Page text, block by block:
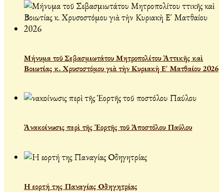
Μήνυμα τοῦ Σεβασμιωτάτου Μητροπολίτου Ἀττικῆς καὶ
Βοιωτίας κ. Χρυσοστόμου γιὰ τὴν Κυριακὴ Ε´ Ματθαίου 2026
Ἀνακοίνωσις περὶ τῆς Ἑορτῆς τοῦ Ἀποστόλου Παύλου
Η εορτή της Παναγίας Οδηγητρίας